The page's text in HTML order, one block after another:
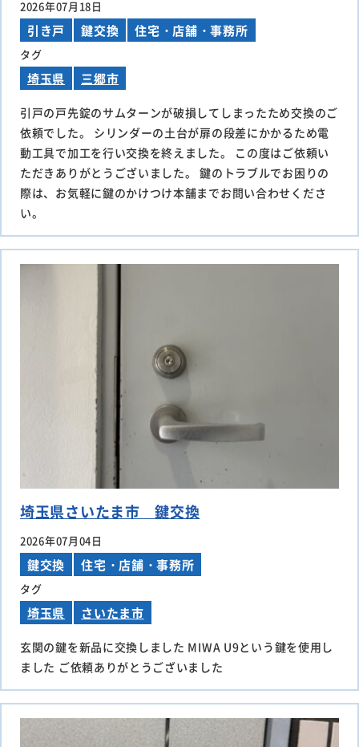
2026年07月18日
引き戸 鍵交換 住宅・店舗・事務所
タグ
埼玉県 三郷市
引戸の戸先錠のサムターンが破損してしまったため交換のご
依頼でした。 シリンダーの土台が扉の段差にかかるため電
動工具で加工を行い交換を終えました。 この度はご依頼い
ただきありがとうございました。 鍵のトラブルでお困りの
際は、お気軽に鍵のかけつけ本舗までお問い合わせくださ
い。
埼玉県さいたま市 鍵交換
2026年07月04日
鍵交換 住宅・店舗・事務所
タグ
埼玉県 さいたま市
玄関の鍵を新品に交換しました MIWA U9という鍵を使用し
ました ご依頼ありがとうございました